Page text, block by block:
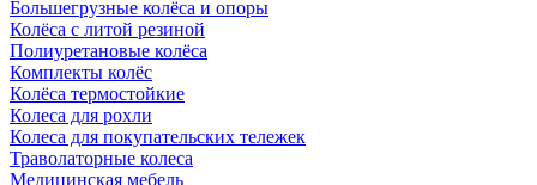
Большегрузные колёса и опоры
Колёса с литой резиной
Полиуретановые колёса
Комплекты колёс
Колёса термостойкие
Колеса для рохли
Колеса для покупательских тележек
Траволаторные колеса
Медицинская мебель